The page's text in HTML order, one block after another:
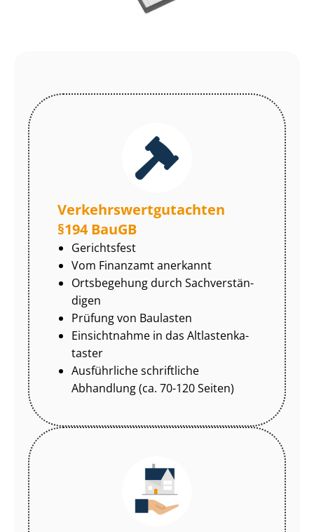
Ver­kehrs­wert­gut­ach­ten
§194 BauGB
Gerichtsfest
Vom Finanzamt anerkannt
Ortsbegehung durch Sach­ver­stän­
di­gen
Prüfung von Baulasten
Einsichtnahme in das Alt­las­ten­ka­
tas­ter
Ausführliche schriftliche
Abhandlung (ca. 70-120 Seiten)